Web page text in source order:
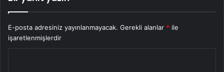
E-posta adresiniz yayınlanmayacak. Gerekli alanlar * ile
işaretlenmişlerdir